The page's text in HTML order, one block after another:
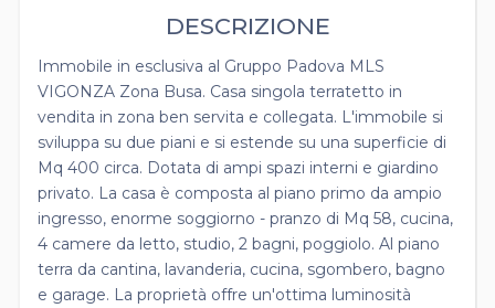
DESCRIZIONE
Immobile in esclusiva al Gruppo Padova MLS
VIGONZA Zona Busa. Casa singola terratetto in
vendita in zona ben servita e collegata. L'immobile si
sviluppa su due piani e si estende su una superficie di
Mq 400 circa. Dotata di ampi spazi interni e giardino
privato. La casa è composta al piano primo da ampio
ingresso, enorme soggiorno - pranzo di Mq 58, cucina,
4 camere da letto, studio, 2 bagni, poggiolo. Al piano
terra da cantina, lavanderia, cucina, sgombero, bagno
e garage. La proprietà offre un'ottima luminosità